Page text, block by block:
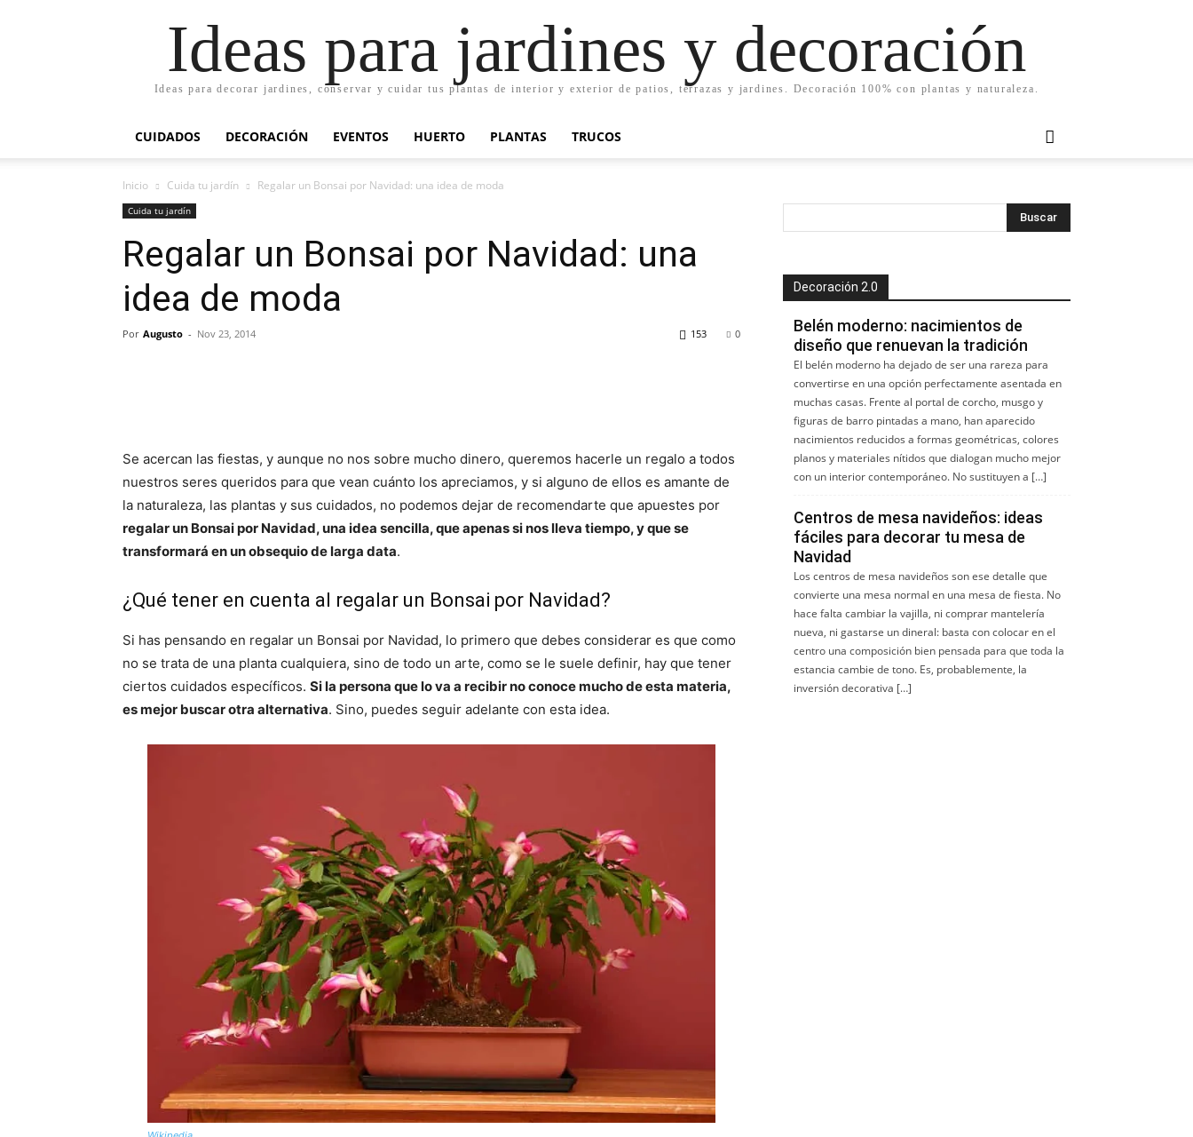
Ideas para jardines y decoración
Ideas para decorar jardines, conservar y cuidar tus plantas de interior y exterior de patios, terrazas y jardines. Decoración 100% con plantas y naturaleza.
CUIDADOS DECORACIÓN EVENTOS HUERTO PLANTAS TRUCOS
Inicio Cuida tu jardín Regalar un Bonsai por Navidad: una idea de moda
Cuida tu jardín
Regalar un Bonsai por Navidad: una
idea de moda
Por Augusto - Nov 23, 2014 0
153
Se acercan las fiestas, y aunque no nos sobre mucho dinero, queremos hacerle un regalo a todos
nuestros seres queridos para que vean cuánto los apreciamos, y si alguno de ellos es amante de
la naturaleza, las plantas y sus cuidados, no podemos dejar de recomendarte que apuestes por
regalar un Bonsai por Navidad, una idea sencilla, que apenas si nos lleva tiempo, y que se
transformará en un obsequio de larga data.
¿Qué tener en cuenta al regalar un Bonsai por Navidad?
Si has pensando en regalar un Bonsai por Navidad, lo primero que debes considerar es que como
no se trata de una planta cualquiera, sino de todo un arte, como se le suele definir, hay que tener
ciertos cuidados específicos. Si la persona que lo va a recibir no conoce mucho de esta materia,
es mejor buscar otra alternativa. Sino, puedes seguir adelante con esta idea.
Decoración 2.0
Belén moderno: nacimientos de
diseño que renuevan la tradición
El belén moderno ha dejado de ser una rareza para
convertirse en una opción perfectamente asentada en
muchas casas. Frente al portal de corcho, musgo y
figuras de barro pintadas a mano, han aparecido
nacimientos reducidos a formas geométricas, colores
planos y materiales nítidos que dialogan mucho mejor
con un interior contemporáneo. No sustituyen a […]
Centros de mesa navideños: ideas
fáciles para decorar tu mesa de
Navidad
Los centros de mesa navideños son ese detalle que
convierte una mesa normal en una mesa de fiesta. No
hace falta cambiar la vajilla, ni comprar mantelería
nueva, ni gastarse un dineral: basta con colocar en el
centro una composición bien pensada para que toda la
estancia cambie de tono. Es, probablemente, la
inversión decorativa […]